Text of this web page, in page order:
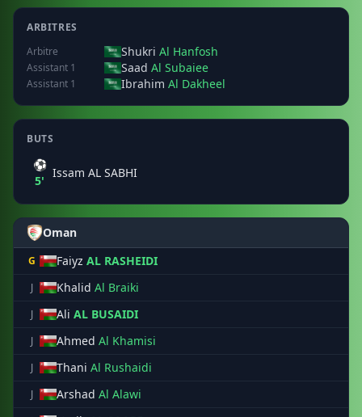
ARBITRES
Arbitre
Shukri Al Hanfosh
Assistant 1 Saad Al Subaiee
Assistant 1 Ibrahim Al Dakheel
BUTS
⚽
5'
Issam AL SABHI
Oman
G Faiyz AL RASHEIDI
J Khalid Al Braiki
J Ali AL BUSAIDI
J Ahmed Al Khamisi
J Thani Al Rushaidi
J Arshad Al Alawi